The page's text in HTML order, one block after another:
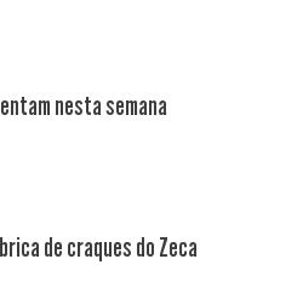
nesta semana
de craques do Zeca